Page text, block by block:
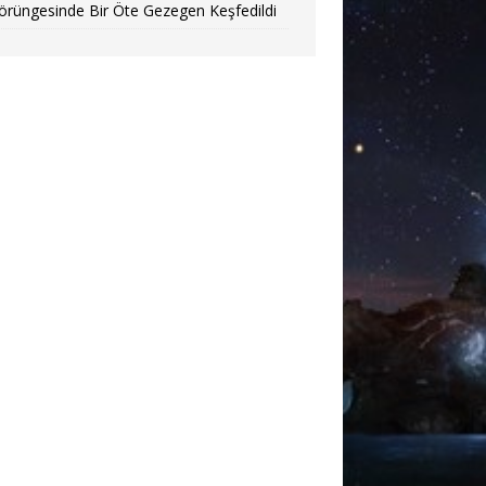
Bir Öte Gezegen Keşfedildi